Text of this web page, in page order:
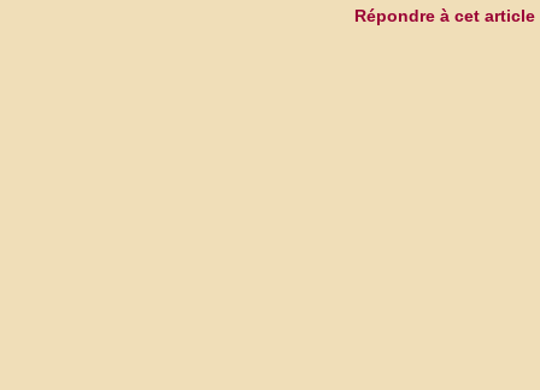
Répondre à cet article